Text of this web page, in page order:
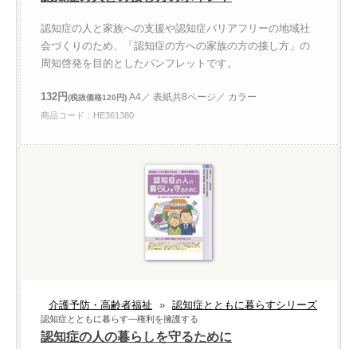
認知症の人と家族への支援や認知症バリアフリーの地域社
会づくりのため、「認知症の方への家族の方の接し方」の
周知啓発を目的としたパンフレットです。
132円(税抜価格120円) A4／ 表紙共8ページ／ カラー
商品コード：HE361380
介護予防・高齢者福祉 » 認知症とともに暮らすシリーズ
認知症とともに暮らす—権利を擁護する
認知症の人の暮らしを守るために